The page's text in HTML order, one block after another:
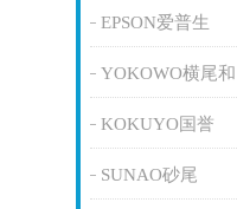
EPSON爱普生
YOKOWO横尾和
KOKUYO国誉
SUNAO砂尾